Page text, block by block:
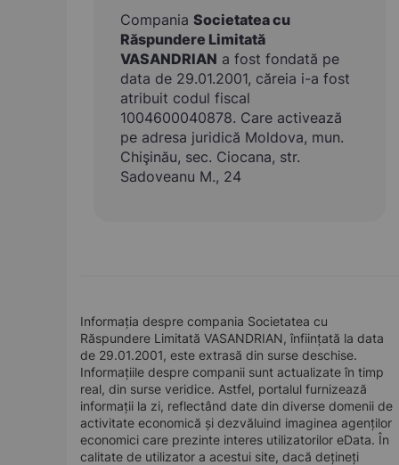
Compania Societatea cu
Răspundere Limitată
VASANDRIAN a fost fondată pe
data de 29.01.2001, căreia i-a fost
atribuit codul fiscal
1004600040878. Care activează
pe adresa juridică Moldova, mun.
Chişinău, sec. Ciocana, str.
Sadoveanu M., 24
Informația despre compania Societatea cu
Răspundere Limitată VASANDRIAN, înființată la data
de 29.01.2001, este extrasă din surse deschise.
Informațiile despre companii sunt actualizate în timp
real, din surse veridice. Astfel, portalul furnizează
informații la zi, reflectând date din diverse domenii de
activitate economică și dezvăluind imaginea agenților
economici care prezinte interes utilizatorilor eData. În
calitate de utilizator a acestui site, dacă dețineți